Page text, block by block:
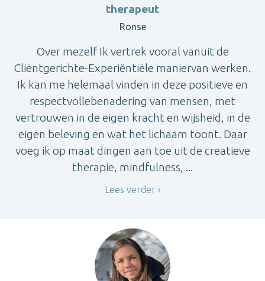
therapeut
Ronse
Over mezelf Ik vertrek vooral vanuit de
Cliëntgerichte-Experiëntiële maniervan werken.
Ik kan me helemaal vinden in deze positieve en
respectvollebenadering van mensen, met
vertrouwen in de eigen kracht en wijsheid, in de
eigen beleving en wat het lichaam toont. Daar
voeg ik op maat dingen aan toe uit de creatieve
therapie, mindfulness, ...
Lees verder